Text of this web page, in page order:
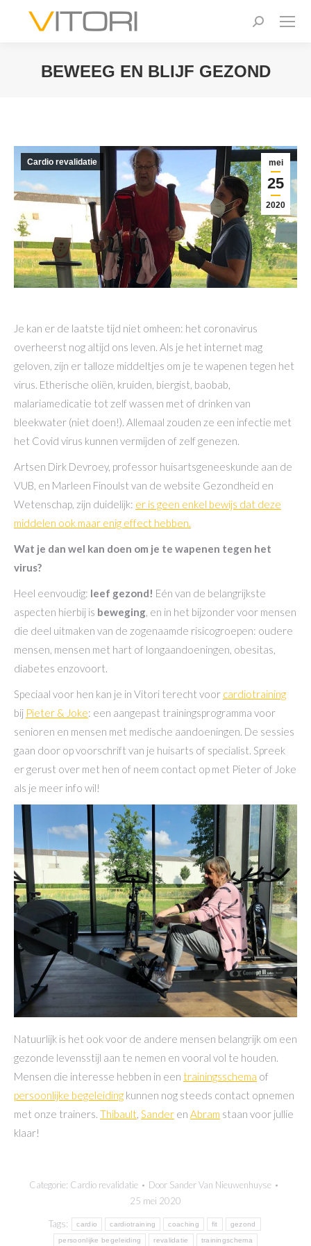
Zoeken:
BEWEEG EN BLIJF GEZOND
mei
25
2020
Cardio revalidatie
Je kan er de laatste tijd niet omheen: het coronavirus
overheerst nog altijd ons leven. Als je het internet mag
geloven, zijn er talloze middeltjes om je te wapenen tegen het
virus. Etherische oliën, kruiden, biergist, baobab,
malariamedicatie tot zelf wassen met of drinken van
bleekwater (niet doen!). Allemaal zouden ze een infectie met
het Covid virus kunnen vermijden of zelf genezen.
Artsen Dirk Devroey, professor huisartsgeneeskunde aan de
VUB, en Marleen Finoulst van de website Gezondheid en
Wetenschap, zijn duidelijk: er is geen enkel bewijs dat deze
middelen ook maar enig effect hebben.
Wat je dan wel kan doen om je te wapenen tegen het
virus?
Heel eenvoudig: leef gezond! Eén van de belangrijkste
aspecten hierbij is beweging, en in het bijzonder voor mensen
die deel uitmaken van de zogenaamde risicogroepen: oudere
mensen, mensen met hart of longaandoeningen, obesitas,
diabetes enzovoort.
Speciaal voor hen kan je in Vitori terecht voor cardiotraining
bij Pieter & Joke: een aangepast trainingsprogramma voor
senioren en mensen met medische aandoeningen. De sessies
gaan door op voorschrift van je huisarts of specialist. Spreek
er gerust over met hen of neem contact op met Pieter of Joke
als je meer info wil!
Natuurlijk is het ook voor de andere mensen belangrijk om een
gezonde levensstijl aan te nemen en vooral vol te houden.
Mensen die interesse hebben in een trainingsschema of
persoonlijke begeleiding kunnen nog steeds contact opnemen
met onze trainers. Thibault, Sander en Abram staan voor jullie
klaar!
Categorie: Cardio revalidatie Door Sander Van Nieuwenhuyse
25 mei 2020
Tags: cardio cardiotraining coaching fit gezond
persoonlijke begeleiding revalidatie trainingschema